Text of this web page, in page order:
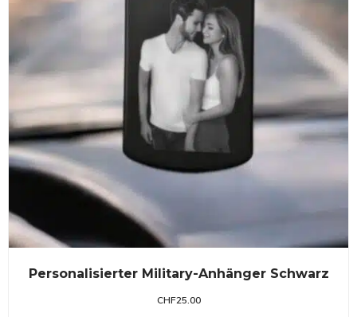
Personalisierter Military-Anhänger Schwarz
CHF25.00